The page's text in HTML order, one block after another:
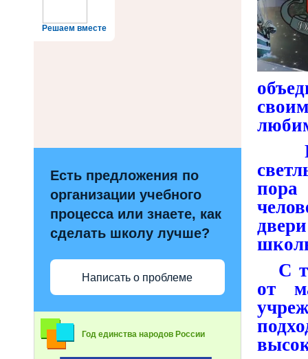
Решаем вместе
Есть предложения по
организации учебного
процесса или знаете, как
сделать школу лучше?
Написать о проблеме
Год единства народов России
С
от